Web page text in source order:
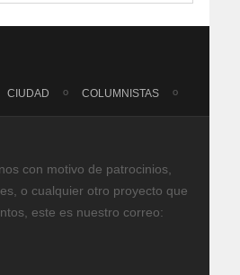
CIUDAD COLUMNISTAS
con motivo de patrocinios,
o cualquier otro proyecto que
este es nuestro correo: